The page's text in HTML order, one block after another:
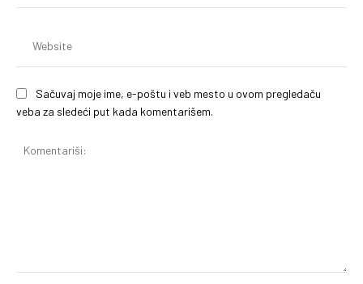
Sačuvaj moje ime, e-poštu i veb mesto u ovom pregledaču
veba za sledeći put kada komentarišem.